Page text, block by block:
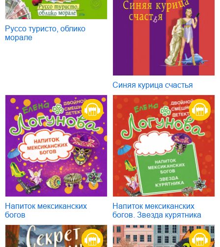
Руссо туристо, облико
морале
Синяя курица счастья
Напиток мексиканских
богов
Напиток мексиканских
богов. Звезда курятника